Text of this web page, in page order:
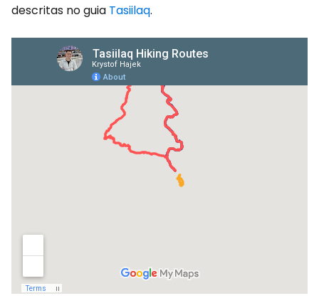
descritas no guia Tasiilaq.